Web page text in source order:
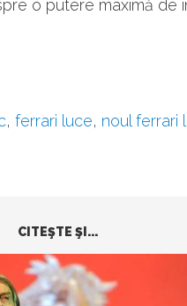
o putere maximă de
, ferrari luce, noul ferrari
CITEŞTE ŞI...